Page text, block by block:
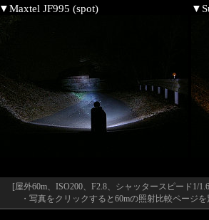
▼Maxtel JF995 (spot)
[屋外60m、ISO200、F2.8、シャッタースピード1/
・写真をクリックすると60mの照射比較ページを